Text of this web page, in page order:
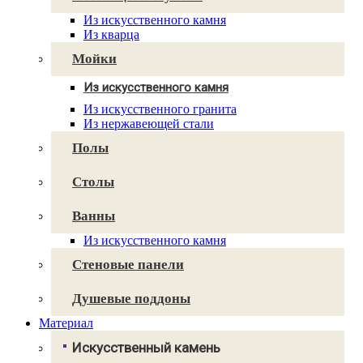
Caesarstone
Cambria
Technistone
Avant Quartz
Из искусственного камня
Из кварца
Мойки
Из искусственного камня
Для кухни
Для ванной
Из искусственного гранита
Из нержавеющей стали
Полы
Столы
Ванны
Из искусственного камня
Стеновые панели
Душевые поддоны
Материал
Искусственный камень